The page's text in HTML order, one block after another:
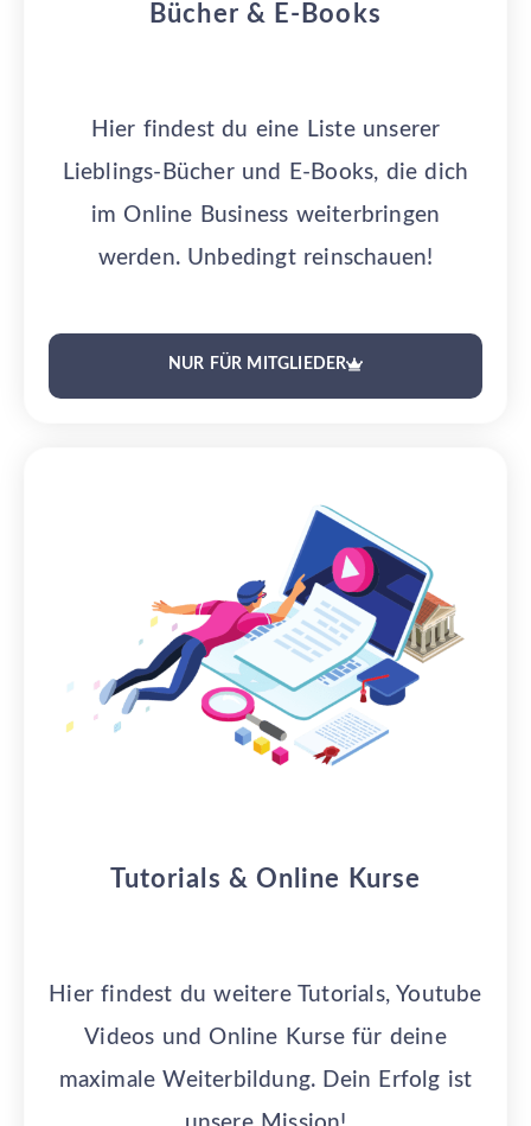
Bücher & E-Books
Hier findest du eine Liste unserer
Lieblings-Bücher und E-Books, die dich
im Online Business weiterbringen
werden. Unbedingt reinschauen!
NUR FÜR MITGLIEDER
Tutorials & Online Kurse
Hier findest du weitere Tutorials, Youtube
Videos und Online Kurse für deine
maximale Weiterbildung. Dein Erfolg ist